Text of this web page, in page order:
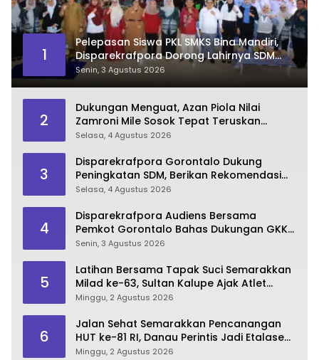
1
Pelepasan Siswa PKL SMKS Bina Mandiri,
Disparekrafpora Dorong Lahirnya SDM
Pariwisata Unggul
Senin, 3 Agustus 2026
2
Dukungan Menguat, Azan Piola Nilai
Zamroni Mile Sosok Tepat Teruskan
Pembangunan Bone Bolango
Selasa, 4 Agustus 2026
3
Disparekrafpora Gorontalo Dukung
Peningkatan SDM, Berikan Rekomendasi
Studi S3 bagi Pegawai
Selasa, 4 Agustus 2026
4
Disparekrafpora Audiens Bersama
Pemkot Gorontalo Bahas Dukungan GKK
2026
Senin, 3 Agustus 2026
5
Latihan Bersama Tapak Suci Semarakkan
Milad ke-63, Sultan Kalupe Ajak Atlet
Lestarikan Budaya Bela Diri
Minggu, 2 Agustus 2026
6
Jalan Sehat Semarakkan Pencanangan
HUT ke-81 RI, Danau Perintis Jadi Etalase
Wisata Gorontalo
Minggu, 2 Agustus 2026